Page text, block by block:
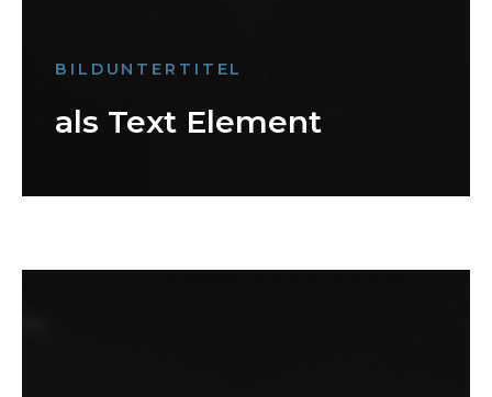
BILDUNTERTITEL
als Text Element